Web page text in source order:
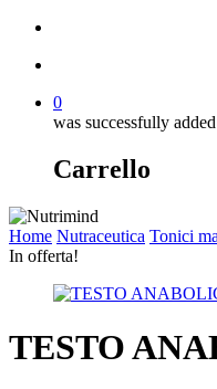
0
was successfully
Carrello
Home Nutraceutica Tonici
In offerta!
TESTO